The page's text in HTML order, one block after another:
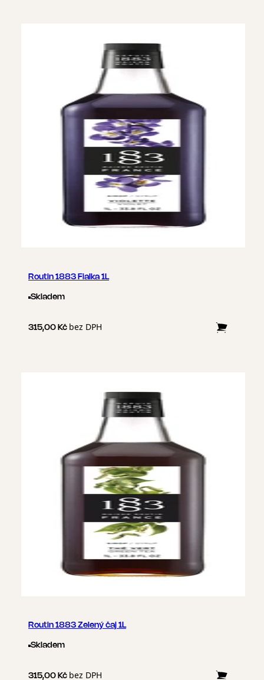
Routin 1883 Fialka 1L
Skladem
315,00 Kč bez DPH
Routin 1883 Zelený čaj 1L
Skladem
315,00 Kč bez DPH